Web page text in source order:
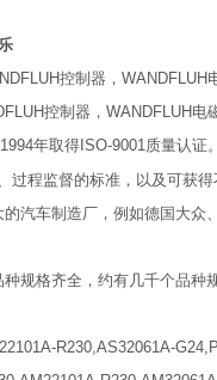
控制器，WANDFLUH
控制器，WANDFLUH
年取得ISO-9001质量认
过程监督的标准，以及可获
汽车制造厂，例如德国大
格齐全，约有几千个品种
R230,AS32061A-